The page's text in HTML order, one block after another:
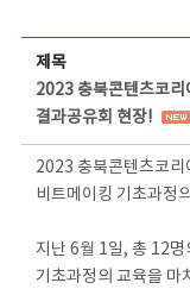
제목
2023 충북콘텐츠코리
결과공유회 현장!
2023 충북콘텐츠코리
비트메이킹 기초과정
지난 6월 1일, 총 12명
기초과정의 교육을 마